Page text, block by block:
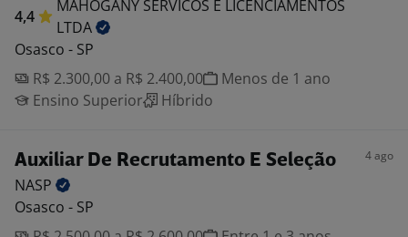
4,4
MAHOGANY SERVICOS E LICENCIAMENTOS
LTDA
Osasco - SP
R$ 2.300,00 a R$ 2.400,00
Menos de 1 ano
Ensino Superior
Híbrido
Auxiliar De Recrutamento E Seleção 4 ago
NASP
Osasco - SP